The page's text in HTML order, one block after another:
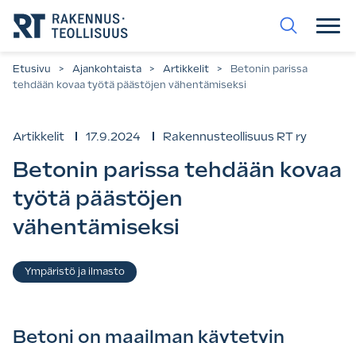
suoraan
sisältöön.
Etusivu > Ajankohtaista > Artikkelit >
Betonin parissa
tehdään kovaa työtä päästöjen vähentämiseksi
Artikkelit 17.9.2024 Rakennusteollisuus RT ry
Betonin parissa tehdään kovaa
työtä päästöjen
vähentämiseksi
Asiasanat
Ympäristö ja ilmasto
Betoni on maailman käytetyin